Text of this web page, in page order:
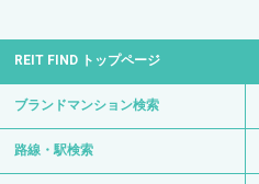
REIT FIND トップページ
ブランドマンション検索
路線・駅検索